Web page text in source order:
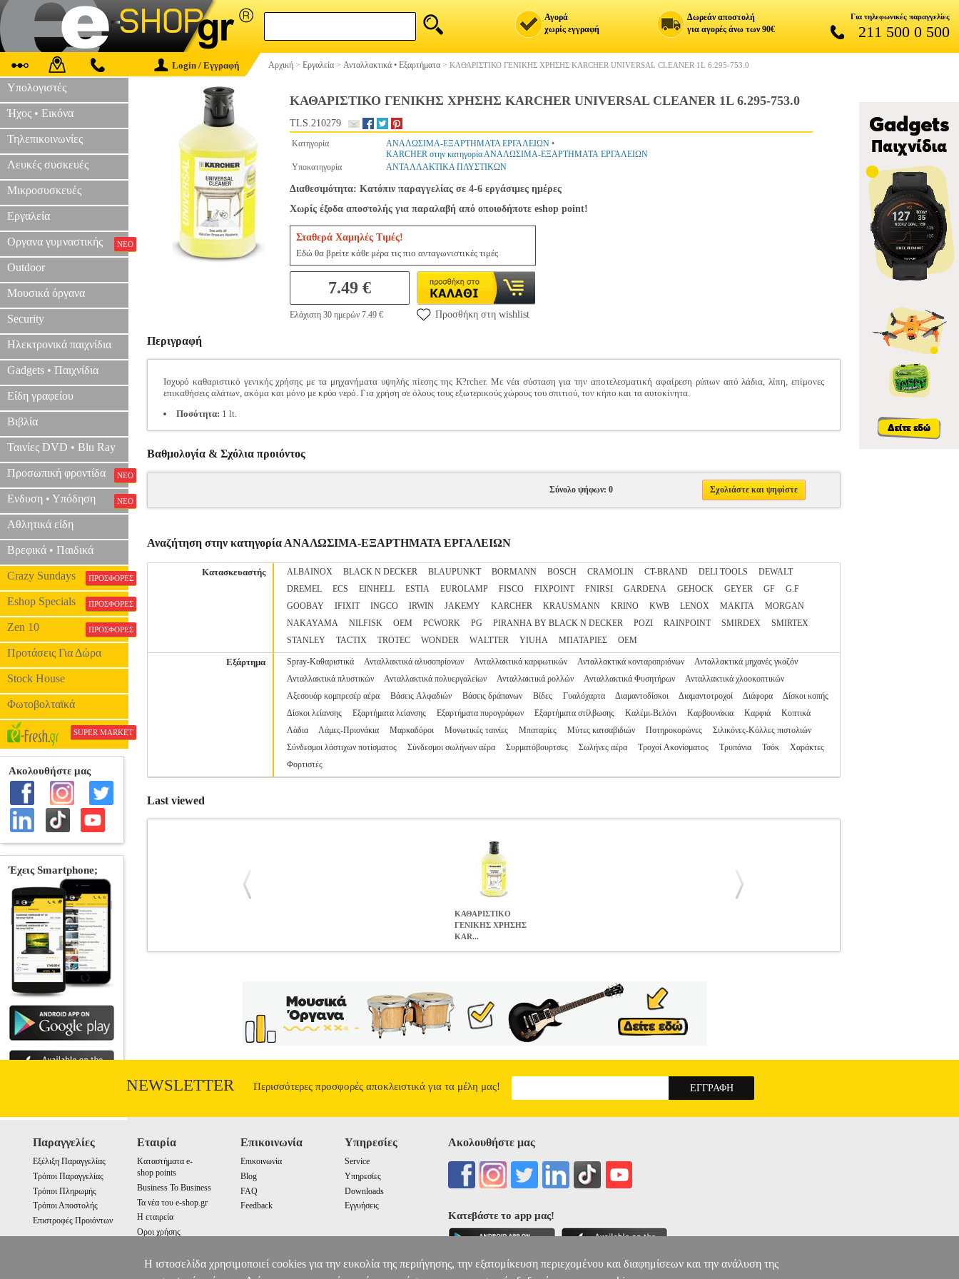
Αγορά
χωρίς εγγραφή
Δωρεάν αποστολή
για αγορές άνω των 90€
Για τηλεφωνικές παραγγελίες
211 500 0 500
Login / Εγγραφή Αρχική > Εργαλεία > Ανταλλακτικά • Εξαρτήματα > ΚΑΘΑΡΙΣΤΙΚΟ ΓΕΝΙΚΗΣ ΧΡΗΣΗΣ KARCHER UNIVERSAL CLEANER 1L 6.295-753.0
Υπολογιστές
Ήχος • Εικόνα
Τηλεπικοινωνίες
Λευκές συσκευές
Μικροσυσκευές
Εργαλεία
Οργανα γυμναστικής ΝΕΟ
Outdoor
Μουσικά όργανα
Security
Ηλεκτρονικά παιχνίδια
Gadgets • Παιχνίδια
Είδη γραφείου
Βιβλία
Ταινίες DVD • Blu Ray
Προσωπική φροντίδα ΝΕΟ
Ενδυση • Υπόδηση ΝΕΟ
Αθλητικά είδη
Βρεφικά • Παιδικά
Crazy Sundays ΠΡΟΣΦΟΡΕΣ
Eshop Specials ΠΡΟΣΦΟΡΕΣ
Zen 10 ΠΡΟΣΦΟΡΕΣ
Προτάσεις Για Δώρα
Stock House
Φωτοβολταϊκά
SUPER MARKET
ΚΑΘΑΡΙΣΤΙΚΟ ΓΕΝΙΚΗΣ ΧΡΗΣΗΣ KARCHER UNIVERSAL CLEANER 1L 6.295-753.0
TLS.210279
Κατηγορία ΑΝΑΛΩΣΙΜΑ-ΕΞΑΡΤΗΜΑΤΑ ΕΡΓΑΛΕΙΩΝ •
KARCHER στην κατηγορία ΑΝΑΛΩΣΙΜΑ-ΕΞΑΡΤΗΜΑΤΑ ΕΡΓΑΛΕΙΩΝ
Υποκατηγορία
ΑΝΤΑΛΛΑΚΤΙΚΑ ΠΛΥΣΤΙΚΩΝ
Διαθεσιμότητα: Κατόπιν παραγγελίας σε 4-6 εργάσιμες ημέρες
Χωρίς έξοδα αποστολής για παραλαβή από οποιοδήποτε eshop point!
Σταθερά Χαμηλές Τιμές!
Εδώ θα βρείτε κάθε μέρα τις πιο ανταγωνιστικές τιμές
7.49 €
Ελάχιστη 30 ημερών 7.49 € Προσθήκη στη wishlist
Περιγραφή
Ισχυρό καθαριστικό γενικής χρήσης με τα μηχανήματα υψηλής πίεσης της K?rcher. Με νέα σύσταση για την αποτελεσματική αφαίρεση ρύπων από λάδια, λίπη, επίμονες
επικαθήσεις αλάτων, ακόμα και μόνο με κρύο νερό. Για χρήση σε όλους τους εξωτερικούς χώρους του σπιτιού, τον κήπο και τα αυτοκίνητα.
Ποσότητα: 1 lt.
Βαθμολογία & Σχόλια προιόντος
Σύνολο ψήφων: 0 Σχολιάστε και ψηφίστε
Αναζήτηση στην κατηγορία ΑΝΑΛΩΣΙΜΑ-ΕΞΑΡΤΗΜΑΤΑ ΕΡΓΑΛΕΙΩΝ
Κατασκευαστής ALBAINOX BLACK N DECKER BLAUPUNKT BORMANN BOSCH CRAMOLIN CT-BRAND DELI TOOLS
DEWALT
DREMEL
ECS EINHELL ESTIA EUROLAMP FISCO FIXPOINT FNIRSI GARDENA GEHOCK GEYER GF
G.F
GOOBAY
IFIXIT INGCO IRWIN JAKEMY KARCHER KRAUSMANN KRINO KWB LENOX MAKITA
MORGAN
NAKAYAMA
NILFISK OEM PCWORK PG PIRANHA BY BLACK N DECKER POZI RAINPOINT SMIRDEX
SMIRTEX
STANLEY
TACTIX TROTEC WONDER WΑLTTER YIUHA ΜΠΑΤΑΡΙΕΣ ΟΕΜ
Εξάρτημα Spray-Καθαριστικά Ανταλλακτικά αλυσοπρίονων Ανταλλακτικά καρφωτικών Ανταλλακτικά κονταροπριόνων
Ανταλλακτικά μηχανές γκαζόν
Ανταλλακτικά πλυστικών
Ανταλλακτικά πολυεργαλείων Ανταλλακτικά ρολλών Ανταλλακτικά Φυσητήρων
Ανταλλακτικά χλοοκοπτικών
Αξεσουάρ κομπρεσέρ αέρα
Βάσεις Αλφαδιών Βάσεις δράπανων Βίδες Γυαλόχαρτα Διαμαντοδίσκοι Διαμαντοτροχοί Διάφορα
Δίσκοι κοπής
Δίσκοι λείανσης
Εξαρτήματα λείανσης Εξαρτήματα πυρογράφων Εξαρτήματα στίλβωσης Καλέμι-Βελόνι Καρβουνάκια Καρφιά
Κοπτικά
Λάδια
Λάμες-Πριονάκια Μαρκαδόροι Μονωτικές ταινίες Μπαταρίες Μύτες κατσαβιδιών Ποτηροκορώνες
Σιλικόνες-Κόλλες πιστολιών
Σύνδεσμοι λάστιχων ποτίσματος
Σύνδεσμοι σωλήνων αέρα Συρματόβουρτσες Σωλήνες αέρα Τροχοί Ακονίσματος Τρυπάνια Τσόκ
Χαράκτες
Φορτιστές
Last viewed
ΚΑΘΑΡΙΣΤΙΚΟ
ΓΕΝΙΚΗΣ ΧΡΗΣΗΣ
KAR...
ΕΞΑΡΤΗΜΑΤΑ ΕΡΓΑΛΕΙΩΝ Ισχυρό καθαριστικό γενικής χρήσης με τα μηχανήματα υψηλής πίεσης της K?rcher. Με νέα σύσταση για την αποτελεσματική
αφαίρεση ρύπων από λάδια, λίπη, επίμονες επικαθήσεις αλάτων, ακόμα και μόνο με κρύο νερό. Για χρήση σε όλους τους εξωτερικούς χώρους του σπιτιού, τον
κήπο και τα αυτοκίνητα. • Ποσότητα: 1 lt.
ΚΑΘΑΡΙΣΤΙΚΟ ΓΕΝΙΚΗΣ ΧΡΗΣΗΣ KARCHER UNIVERSAL CLEANER 1L 6.295-753.0
7.49
NEWSLETTER Περισσότερες προσφορές αποκλειστικά για τα μέλη μας!
Παραγγελίες
Εξέλιξη Παραγγελίας
Τρόποι Παραγγελίας
Τρόποι Πληρωμής
Τρόποι Αποστολής
Επιστροφές Προιόντων
Εταιρία
Καταστήματα e-
shop points
Business To Business
Τα νέα του e-shop.gr
Η εταιρεία
Οροι χρήσης
Επικοινωνία
Επικοινωνία
Blog
FAQ
Feedback
Υπηρεσίες
Service
Υπηρεσίες
Downloads
Εγγυήσεις
Ακολουθήστε μας
Κατεβάστε το app μας!
Η ιστοσελίδα χρησιμοποιεί cookies για την ευκολία της περιήγησης, την εξατομίκευση περιεχομένου και διαφημίσεων και την ανάλυση της